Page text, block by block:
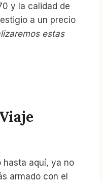
y la calidad de
a un precio
estas
hasta aquí, ya no
armado con el